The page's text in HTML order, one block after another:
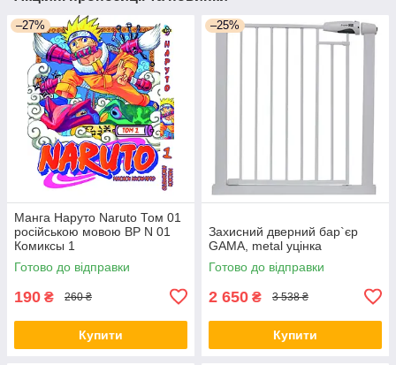
–27%
Манга Наруто Naruto Том 01
російською мовою ВР N 01
Комиксы 1
Готово до відправки
190 ₴ 260 ₴
Купити
–25%
Захисний дверний бар`єр
GAMA, metal уцінка
Готово до відправки
2 650 ₴ 3 538 ₴
Купити